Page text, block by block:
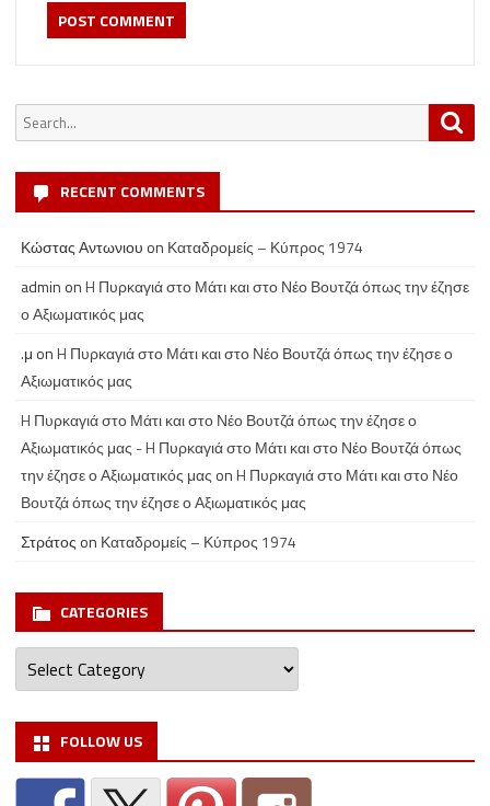
Search
for:
RECENT COMMENTS
Κώστας Αντωνιου on Καταδρομείς – Κύπρος 1974
admin onH Πυρκαγιά στο Μάτι και στο Νέο Βουτζά όπως την έζησε
ο Αξιωματικός μας
.μ onH Πυρκαγιά στο Μάτι και στο Νέο Βουτζά όπως την έζησε ο
Αξιωματικός μας
H Πυρκαγιά στο Μάτι και στο Νέο Βουτζά όπως την έζησε ο
Αξιωματικός μας - H Πυρκαγιά στο Μάτι και στο Νέο Βουτζά όπως
την έζησε ο Αξιωματικός μας onH Πυρκαγιά στο Μάτι και στο Νέο
Βουτζά όπως την έζησε ο Αξιωματικός μας
Στράτος on Καταδρομείς – Κύπρος 1974
CATEGORIES
Categories
FOLLOW US